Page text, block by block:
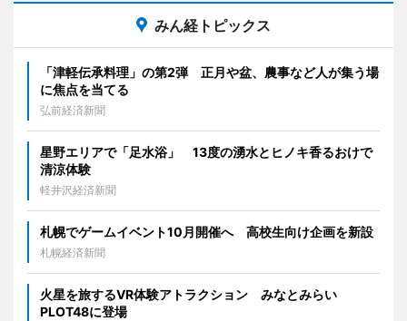
みん経トピックス
「津軽伝承料理」の第2弾 正月や盆、農事など人が集う場
に焦点を当てる
弘前経済新聞
星野エリアで「足水浴」 13度の湧水とヒノキ香るおけで
清涼体験
軽井沢経済新聞
札幌でゲームイベント10月開催へ 高校生向け企画を新設
札幌経済新聞
火星を旅するVR体験アトラクション みなとみらい
PLOT48に登場